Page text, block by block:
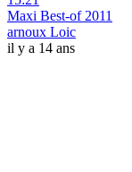
Maxi Best-of 2011
arnoux Loic
il y a 14 ans